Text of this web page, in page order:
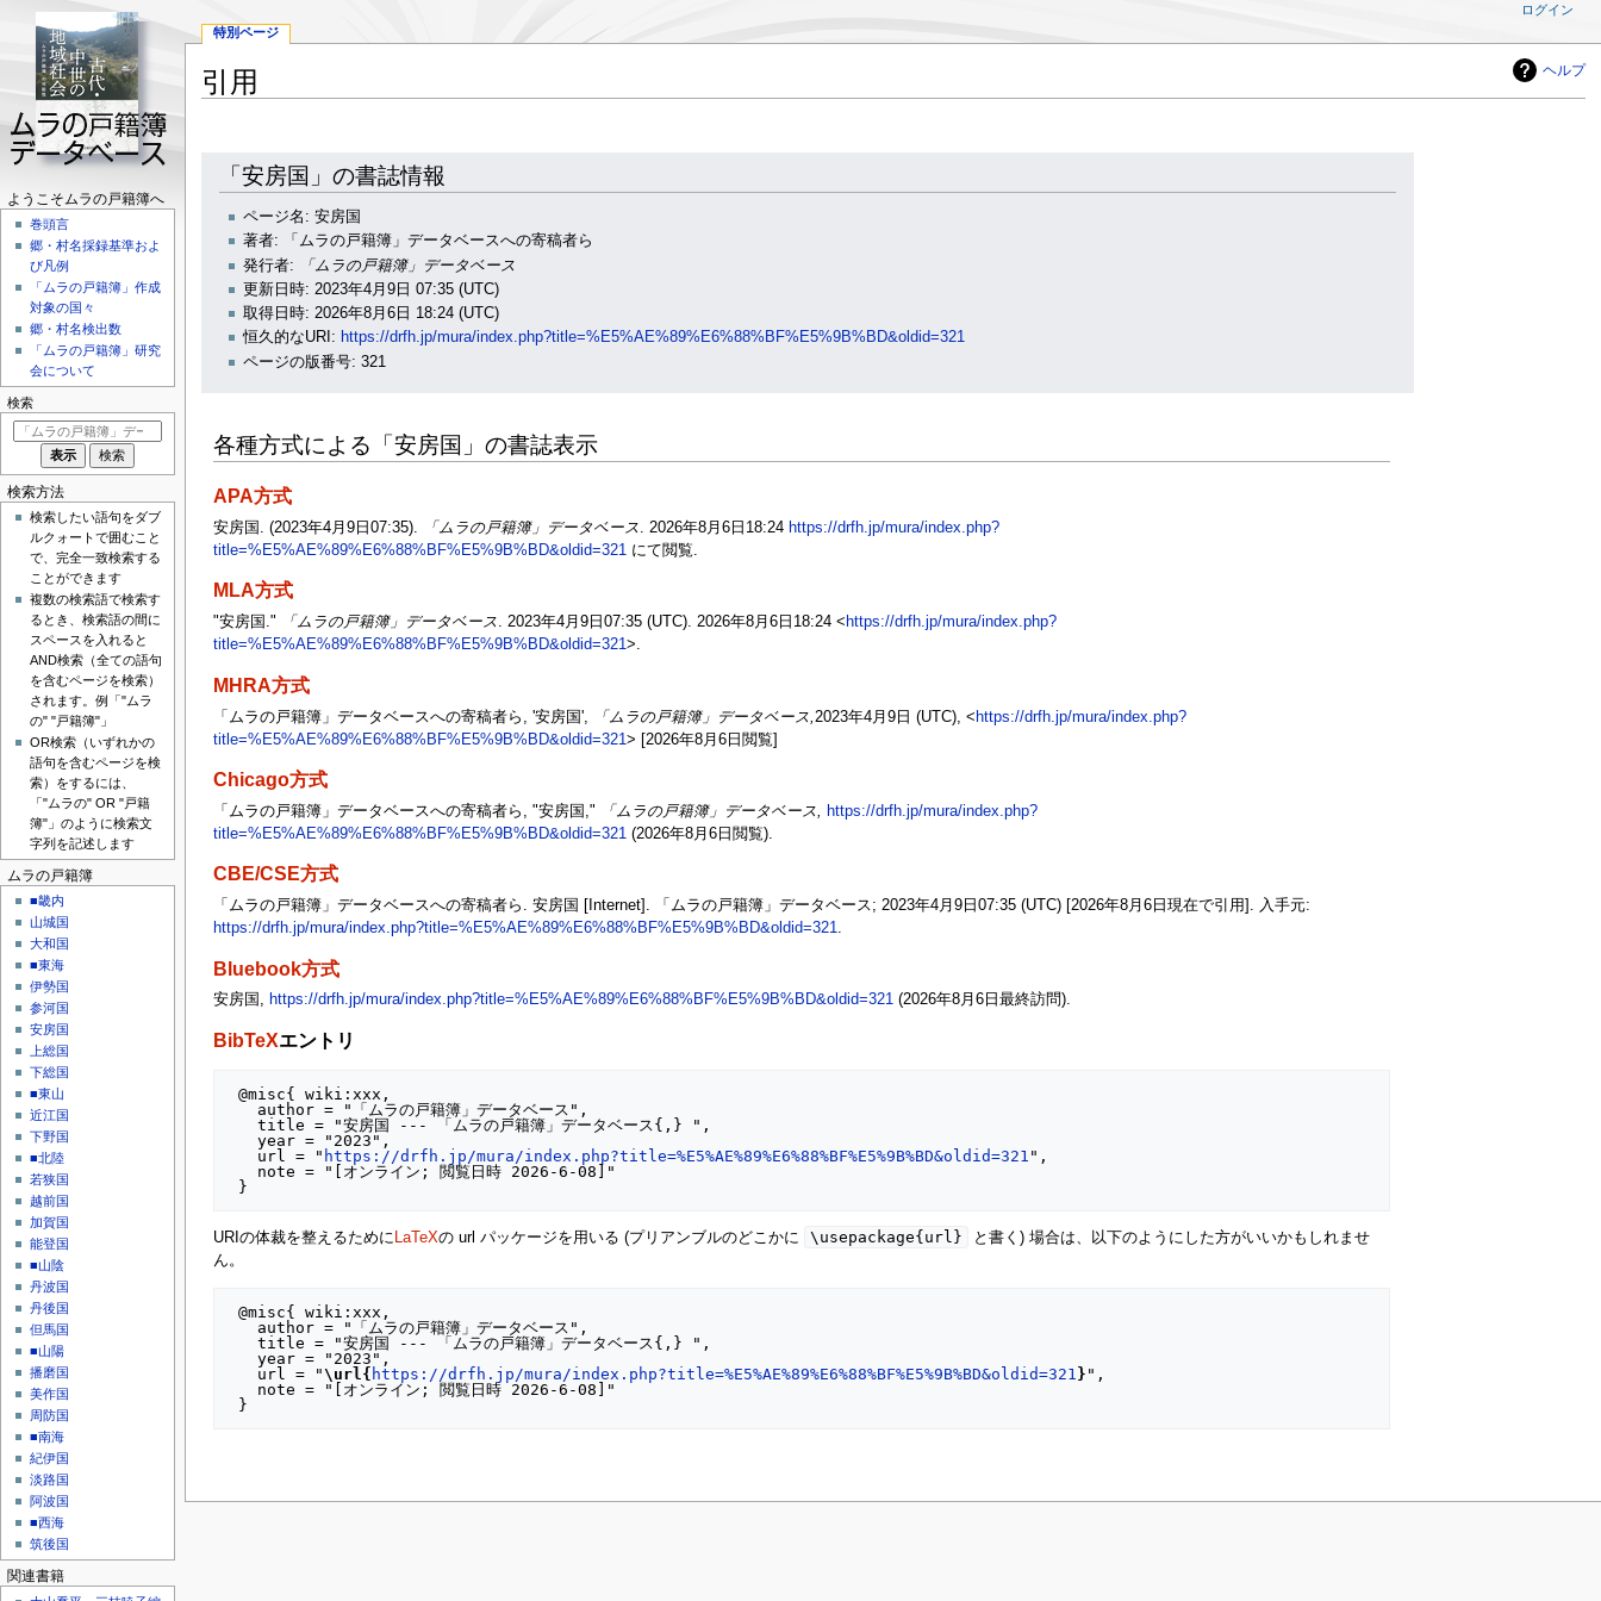
ヘルプ
引用
「安房国」の書誌情報
ページ名: 安房国
著者: 「ムラの戸籍簿」データベースへの寄稿者ら
発行者:
「ムラの戸籍簿」データベース
更新日時: 2023年4月9日 07:35 (UTC)
取得日時: 2026年8月6日 18:24 (UTC)
恒久的なURI: https://drfh.jp/mura/index.php?title=%E5%AE%89%E6%88%BF%E5%9B%BD&oldid=321
ページの版番号: 321
各種方式による「安房国」の書誌表示
APA方式
安房国. (2023年4月9日07:35). 「ムラの戸籍簿」データベース. 2026年8月6日18:24 https://drfh.jp/mura/index.php?
title=%E5%AE%89%E6%88%BF%E5%9B%BD&oldid=321にて閲覧.
MLA方式
"安房国." 「ムラの戸籍簿」データベース. 2023年4月9日07:35 (UTC). 2026年8月6日18:24 < https://drfh.jp/mura/index.php?
title=%E5%AE%89%E6%88%BF%E5%9B%BD&oldid=321>.
MHRA方式
「ムラの戸籍簿」データベースへの寄稿者ら, '安房国', 「ムラの戸籍簿」データベース, 2023年4月9日 (UTC), < https://drfh.jp/mura/index.php?
title=%E5%AE%89%E6%88%BF%E5%9B%BD&oldid=321 > [2026年8月6日閲覧]
Chicago方式
「ムラの戸籍簿」データベースへの寄稿者ら, "安房国," 「ムラの戸籍簿」データベース, https://drfh.jp/mura/index.php?
title=%E5%AE%89%E6%88%BF%E5%9B%BD&oldid=321(2026年8月6日閲覧).
CBE/CSE方式
「ムラの戸籍簿」データベースへの寄稿者ら. 安房国 [Internet]. 「ムラの戸籍簿」データベース; 2023年4月9日07:35 (UTC) [2026年8月6日現在で引用]. 入手元:
https://drfh.jp/mura/index.php?title=%E5%AE%89%E6%88%BF%E5%9B%BD&oldid=321.
Bluebook方式
安房国, https://drfh.jp/mura/index.php?title=%E5%AE%89%E6%88%BF%E5%9B%BD&oldid=321(2026年8月6日最終訪問).
BibTeXエントリ
@misc{ wiki:xxx,
   title = "安房国 --- 「ムラの戸籍簿」データベース{,} ",
   year = "2023",
   url = "
https://drfh.jp/mura/index.php?title=%E5%AE%89%E6%88%BF%E5%9B%BD&oldid=321 ",
URIの体裁を整えるために LaTeXの url パッケージを用いる (プリアンブルのどこかに \usepackage{url}
と書く) 場合は、以下のようにした方がいいかもしれませ
ん。
@misc{ wiki:xxx,
   title = "安房国 --- 「ムラの戸籍簿」データベース{,} ",
   year = "2023",
   url = "
\url{ https://drfh.jp/mura/index.php?title=%E5%AE%89%E6%88%BF%E5%9B%BD&oldid=321 } ",
ナ
ビ
ー
シ
ョ
ン
メ
ュ
ー
特別ページ
ログイン
ようこそムラの戸籍簿へ
巻頭言
郷・村名採録基準およ
び凡例
「ムラの戸籍簿」作成
対象の国々
郷・村名検出数
「ムラの戸籍簿」研究
会について
検索
検索方法
検索したい語句をダブ
ルクォートで囲むこと
で、完全一致検索する
ことができます
複数の検索語で検索す
るとき、検索語の間に
スペースを入れると
AND検索（全ての語句
を含むページを検索）
されます。例「"ムラ
の" "戸籍簿"」
OR検索（いずれかの
語句を含むページを検
索）をするには、
「"ムラの" OR "戸籍
簿"」のように検索文
字列を記述します
ムラの戸籍簿
■畿内
山城国
大和国
■東海
伊勢国
参河国
安房国
上総国
下総国
■東山
近江国
下野国
■北陸
若狭国
越前国
加賀国
能登国
■山陰
丹波国
丹後国
但馬国
■山陽
播磨国
美作国
周防国
■南海
紀伊国
淡路国
阿波国
■西海
筑後国
関連書籍